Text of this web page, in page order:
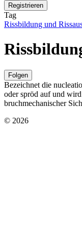
Registrieren
Tag
Rissbildung und
Folgen
Bezeichnet die
oder spröd auf und
bruchmechanischer
© 2026